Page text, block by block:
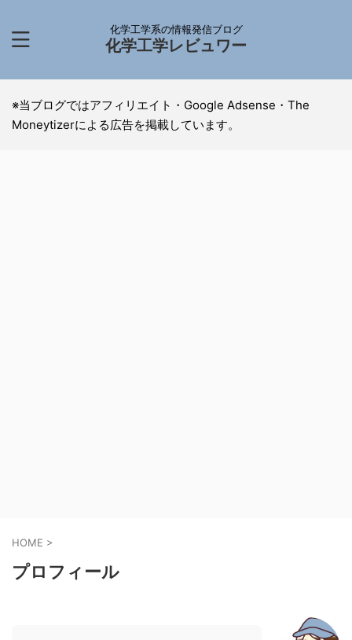
化学工学系の情報発信ブログ
化学工学レビュワー
※当ブログではアフィリエイト・Google Adsense・The
Moneytizerによる広告を掲載しています。
HOME >
プロフィール